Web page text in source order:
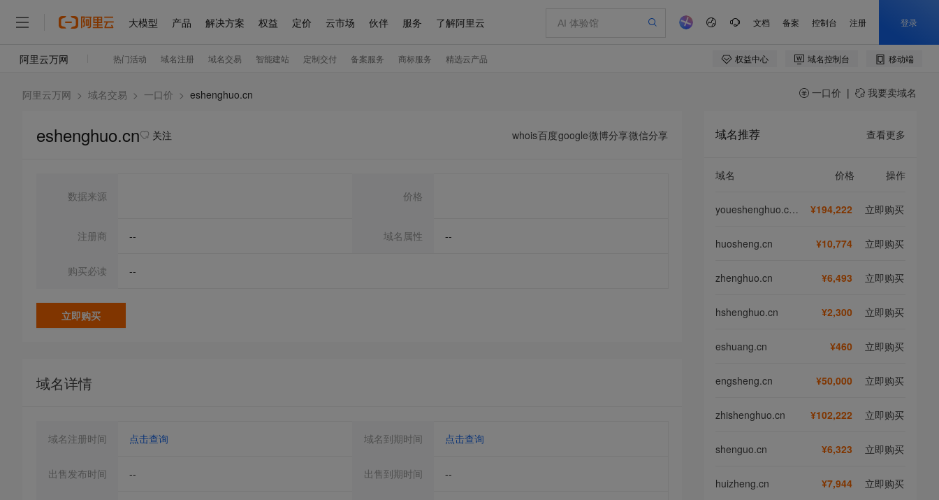
阿里云万网 > 域名交易 > 一口价 > eshenghuo.cn 一口价 | 我要卖域名
eshenghuo.cn 关注 whois百度google微博分享微信分享
数据来源 价格
注册商 -- 域名属性 --
购买必读 --
立即购买
域名详情
域名注册时间 点击查询 域名到期时间 点击查询
出售发布时间 -- 出售到期时间 --
域名推荐 查看更多
域名 价格 操作
youeshenghuo.com ¥194,222 立即购买
huosheng.cn ¥10,774 立即购买
zhenghuo.cn ¥6,493 立即购买
hshenghuo.cn ¥2,300 立即购买
eshuang.cn ¥460 立即购买
engsheng.cn ¥50,000 立即购买
zhishenghuo.cn ¥102,222 立即购买
shenguo.cn ¥6,323 立即购买
huizheng.cn ¥7,944 立即购买